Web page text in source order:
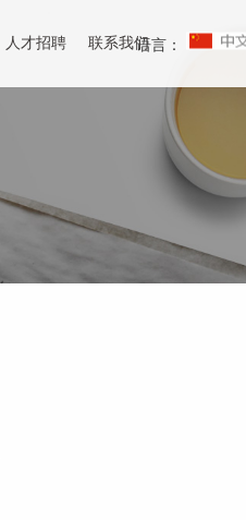
人才招聘 联系我们语言：